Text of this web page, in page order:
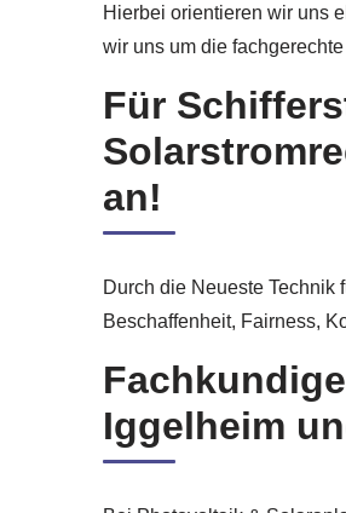
Hierbei orientieren wir uns
wir uns um die
Für
an!
Durch die Neueste Technik
Beschaffenheit, Fairness,
Iggelheim